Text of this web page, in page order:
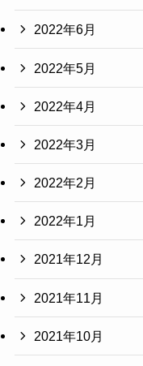
2022年6月
2022年5月
2022年4月
2022年3月
2022年2月
2022年1月
2021年12月
2021年11月
2021年10月